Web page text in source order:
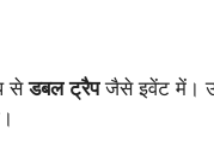
सेडबल ट्रैपजैसे इवेंट में।